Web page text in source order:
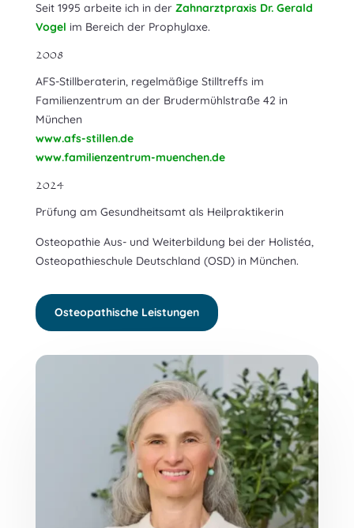
Seit 1995 arbeite ich in der Zahnarztpraxis Dr. Gerald
Vogel im Bereich der Prophylaxe.
2008
AFS-Stillberaterin, regelmäßige Stilltreffs im
Familienzentrum an der Brudermühlstraße 42 in
München
www.afs-stillen.de
www.familienzentrum-muenchen.de
2024
Prüfung am Gesundheitsamt als Heilpraktikerin
Osteopathie Aus- und Weiterbildung bei der Holistéa,
Osteopathieschule Deutschland (OSD) in München.
Osteopathische Leistungen